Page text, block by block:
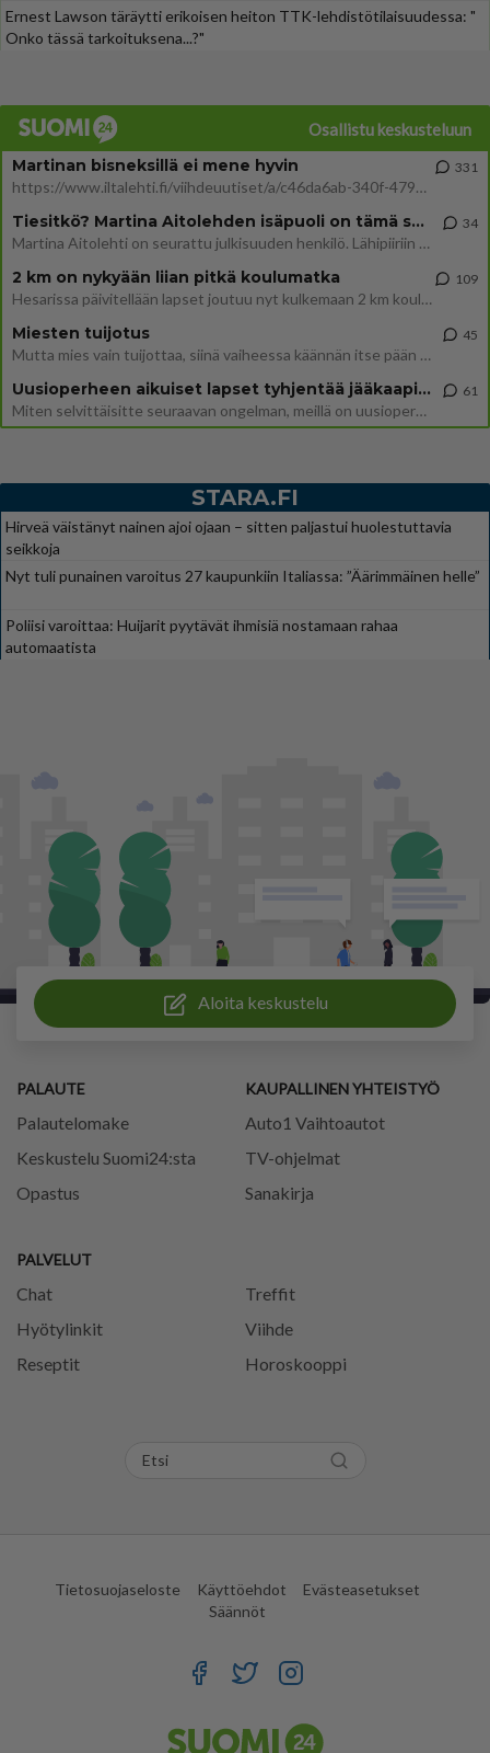
Ernest Lawson täräytti erikoisen heiton TTK-lehdistötilaisuudessa: "
Onko tässä tarkoituksena...?"
Osallistu keskusteluun
Martinan bisneksillä ei mene hyvin
https://www.iltalehti.fi/viihdeuutiset/a/c46da6ab-340f-4790-aaa7-0865eed2336 Yrityksen konkurssihakemus on tullut kärä
331
Tiesitkö? Martina Aitolehden isäpuoli on tämä suosittu laulaja
Martina Aitolehti on seurattu julkisuuden henkilö. Lähipiiriin mahtuu muitakin tunnettuja henkilöitä. Tiesitkö, että Ma
34
2 km on nykyään liian pitkä koulumatka
Hesarissa päivitellään lapset joutuu nyt kulkemaan 2 km kouluun jösses. Ruostefillarilla tuo matka menee vaikka miten äk
109
Miesten tuijotus
Mutta mies vain tuijottaa, siinä vaiheessa käännän itse pään pois. Mikä juttu? Yleensä jos joku tuijottaa tai katsoo, hä
45
Uusioperheen aikuiset lapset tyhjentää jääkaapin käydessään
Miten selvittäisitte seuraavan ongelman, meillä on uusioperhe, minulla teini-ikäiset lapset ja puolisolla aikuiset, jotk
61
STARA.FI
Hirveä väistänyt nainen ajoi ojaan – sitten paljastui huolestuttavia
seikkoja
Nyt tuli punainen varoitus 27 kaupunkiin Italiassa: ”Äärimmäinen helle”
Poliisi varoittaa: Huijarit pyytävät ihmisiä nostamaan rahaa
automaatista
Aloita keskustelu
PALAUTE
Palautelomake
Keskustelu Suomi24:sta
Opastus
PALVELUT
Chat
Treffit
Hyötylinkit
Viihde
Reseptit
Horoskooppi
KAUPALLINEN YHTEISTYÖ
Auto1 Vaihtoautot
TV-ohjelmat
Sanakirja
Tietosuojaseloste Käyttöehdot
Evästeasetukset
Säännöt